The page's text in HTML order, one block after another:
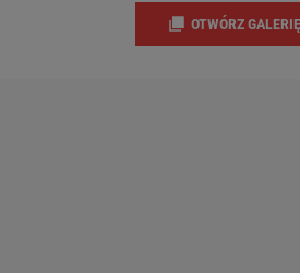
OTWÓRZ GALERIĘ